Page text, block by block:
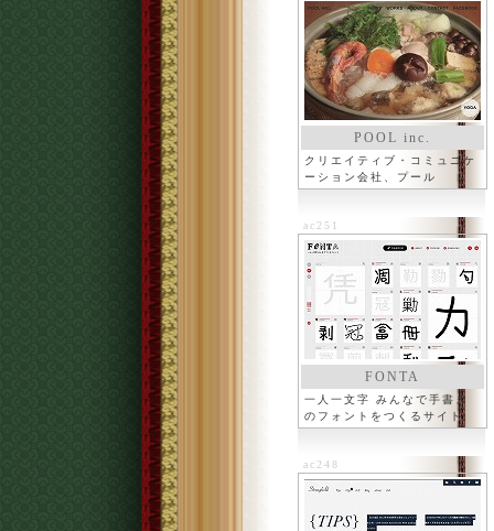
POOL inc.
クリエイティブ・コミュニケ
ーション会社、プール
ac251
FONTA
一人一文字 みんなで手書き
のフォントをつくるサイト
ac248